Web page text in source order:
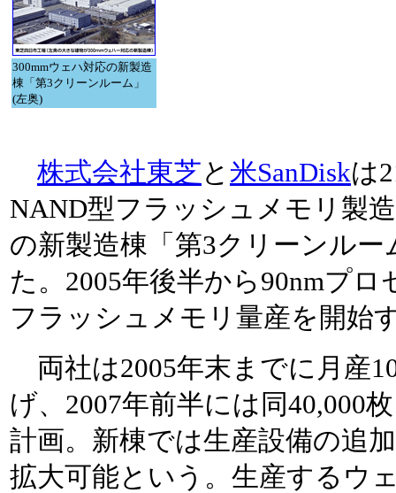
300mmウェハ対応の新製造
棟「第3クリーンルーム」
(左奥)
株式会社東芝と 米SanDiskは
NAND型フラッシュメモリ製
の新製造棟「第3クリーンル
た。2005年後半から90nmプ
フラッシュメモリ量産を開始
両社は2005年末までに月産
げ、2007年前半には同40,000
計画。新棟では生産設備の追
拡大可能という。生産するウ